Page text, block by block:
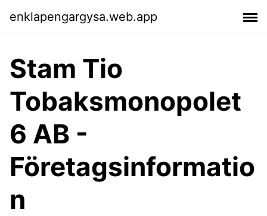
enklapengargysa.web.app
Stam Tio
Tobaksmonopolet
6 AB -
Företagsinformatio
n